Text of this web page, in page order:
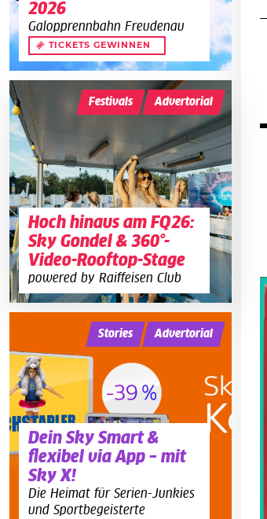
2026
Galopprennbahn Freudenau
TICKETS GEWINNEN
Hoch hinaus am FQ26:
Sky Gondel & 360°-
Video-Rooftop-Stage
powered by Raiffeisen Club
Festivals Advertorial
Dein Sky Smart &
flexibel via App – mit
Sky X!
Die Heimat für Serien-Junkies
und Sportbegeisterte
Stories Advertorial